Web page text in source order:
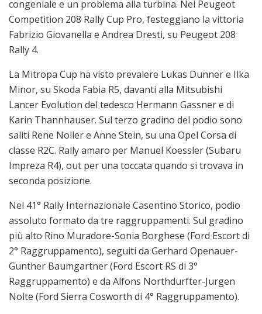
congeniale e un problema alla turbina. Nel Peugeot
Competition 208 Rally Cup Pro, festeggiano la vittoria
Fabrizio Giovanella e Andrea Dresti, su Peugeot 208
Rally 4.
La Mitropa Cup ha visto prevalere Lukas Dunner e Ilka
Minor, su Skoda Fabia R5, davanti alla Mitsubishi
Lancer Evolution del tedesco Hermann Gassner e di
Karin Thannhauser. Sul terzo gradino del podio sono
saliti Rene Noller e Anne Stein, su una Opel Corsa di
classe R2C. Rally amaro per Manuel Koessler (Subaru
Impreza R4), out per una toccata quando si trovava in
seconda posizione.
Nel 41° Rally Internazionale Casentino Storico, podio
assoluto formato da tre raggruppamenti. Sul gradino
più alto Rino Muradore-Sonia Borghese (Ford Escort di
2° Raggruppamento), seguiti da Gerhard Openauer-
Gunther Baumgartner (Ford Escort RS di 3°
Raggruppamento) e da Alfons Northdurfter-Jurgen
Nolte (Ford Sierra Cosworth di 4° Raggruppamento).